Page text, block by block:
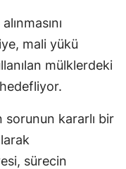
mali yükü
mülklerdeki
sorunun kararlı bir
sürecin